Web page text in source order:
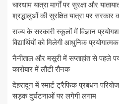
चारधाम यात्रा मार्गों पर सुरक्षा और
श्रद्धालुओं की सुरक्षित यात्रा पर सरकार
राज्य के सरकारी स्कूलों में विज्ञान
विद्यार्थियों को मिलेगी आधुनिक प्रयोगात्मक
नैनीताल और मसूरी में सप्ताहांत से पहले
कारोबार में लौटी रौनक
देहरादून में स्मार्ट ट्रैफिक प्रबंधन
सड़क दुर्घटनाओं पर लगेगी लगाम